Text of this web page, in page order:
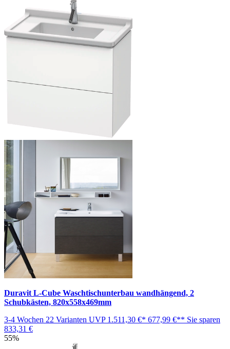
Duravit L-Cube Waschtischunterbau wandhängend, 2
Schubkästen, 820x558x469mm
3-4 Wochen 22 Varianten UVP 1.511,30 €* 677,99 €** Sie sparen
833,31 €
55%